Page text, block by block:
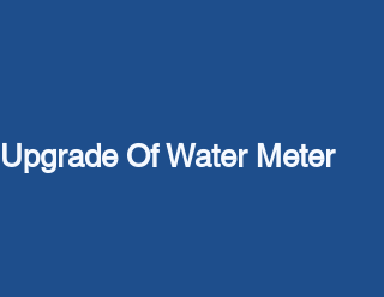
Upgrade Of Water Meter